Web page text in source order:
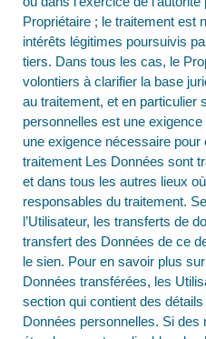
Propriétaire ; le traitement est
intérêts légitimes poursuivis
tiers. Dans tous les cas, le
volontiers à clarifier la base
au traitement, et en particulier
personnelles est une
une exigence nécessaire
traitement Les Données sont
et dans tous les autres lieux
responsables du traitement.
l’Utilisateur, les transferts de
transfert des Données de ce
le sien. Pour en savoir plus
Données transférées, les
section qui contient des
Données personnelles. Si des